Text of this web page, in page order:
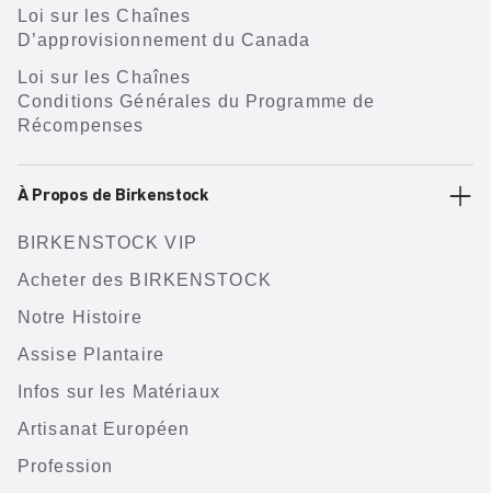
Loi sur les Chaînes
D’approvisionnement du Canada
Loi sur les Chaînes
Conditions Générales du Programme de
Récompenses
À Propos de Birkenstock
BIRKENSTOCK VIP
Acheter des BIRKENSTOCK
Notre Histoire
Assise Plantaire
Infos sur les Matériaux
Artisanat Européen
Profession